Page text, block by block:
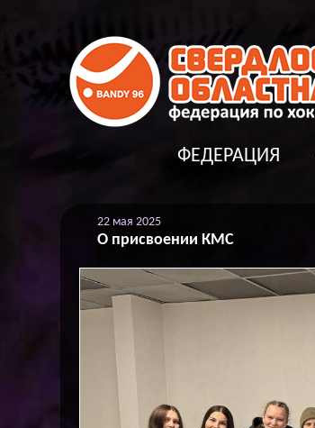
ФЕДЕРАЦИЯ
22 мая 2025
О присвоении КМС